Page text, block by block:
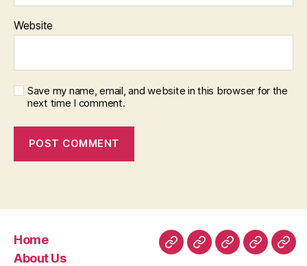
Website
Save my name, email, and website in this browser for the
next time I comment.
Home
About Us
HomeAboutRoomFacilities